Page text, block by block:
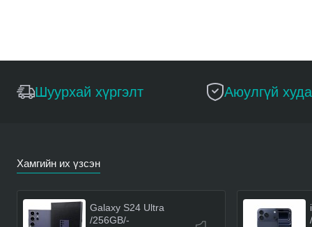
Шуурхай хүргэлт Аюулгүй
Хамгийн их үзсэн
Galaxy S24 Ultra
/256GB/-